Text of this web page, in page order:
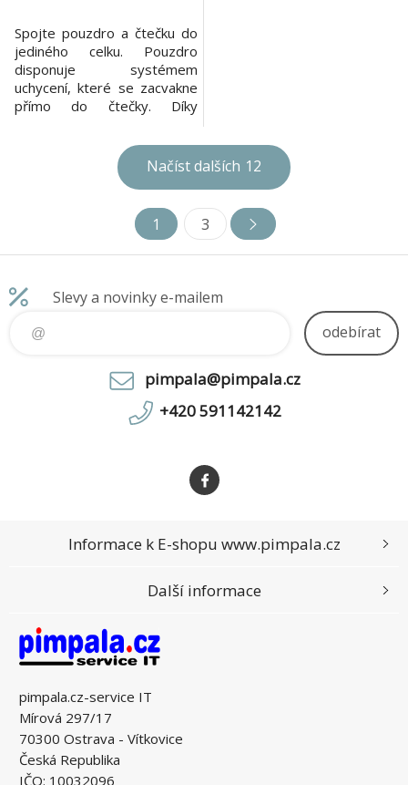
Spojte pouzdro a čtečku do
jediného celku. Pouzdro
disponuje systémem
uchycení, které se zacvakne
přímo do čtečky. Díky
kryt pouhých 73 gramů.
PocketBook Flip poskytuje
ideální ochranu displeje před
poškozením. Podpora funkce
WakeUp - Sleep. Pouzdro je
vhodné pro modely
Načíst dalších 12
1 3
Slevy a novinky e-mailem
odebírat
pimpala@pimpala.cz
+420 591142142
pimpala.cz-service IT
Mírová 297/17
70300 Ostrava - Vítkovice
Česká Republika
IČO: 10032096
Informace k E-shopu www.pimpala.cz
Další informace